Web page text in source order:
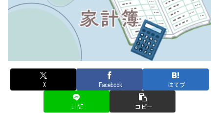
X Facebook はてブ
LINE コピー